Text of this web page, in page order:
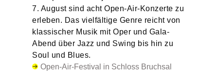
7. August sind acht Open-Air-Konzerte zu
erleben. Das vielfältige Genre reicht von
klassischer Musik mit Oper und Gala-
Abend über Jazz und Swing bis hin zu
Soul und Blues.
Open-Air-Festival in Schloss Bruchsal